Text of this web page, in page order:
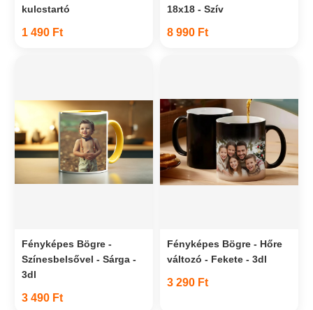
kulcstartó
1 490 Ft
18x18 - Szív
8 990 Ft
Fényképes Bögre -
Színesbelsővel - Sárga -
3dl
3 490 Ft
Fényképes Bögre - Hőre
változó - Fekete - 3dl
3 290 Ft